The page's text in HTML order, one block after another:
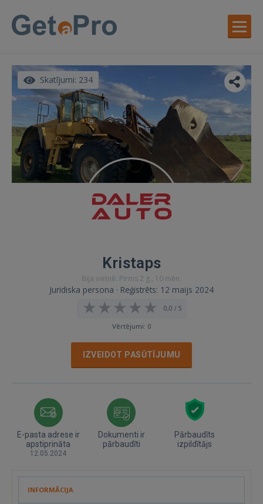
Skatījumi: 234
Kristaps
Bija vietnē: Pirms 2 g., 10 mēn.
Juridiska persona · Reģistrēts: 12 maijs 2024
0,0 / 5
Vērtējumi: 0
IZVEIDOT PASŪTĪJUMU
E-pasta adrese ir
apstiprināta
12.05.2024
Dokumenti ir
pārbaudīti
Pārbaudīts
izpildītājs
INFORMĀCIJA